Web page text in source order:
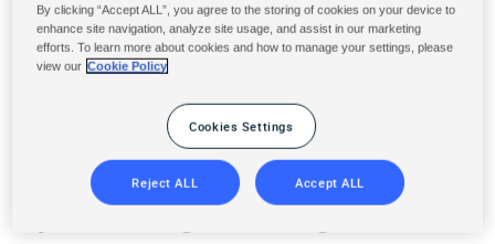
pH MOINS galets 200g
By clicking “Accept ALL”, you agree to the storing of cookies on your device to
enhance site navigation, analyze site usage, and assist in our marketing
efforts. To learn more about cookies and how to manage your settings, please
view our Cookie Policy
Cookies Settings
Reject ALL Accept ALL